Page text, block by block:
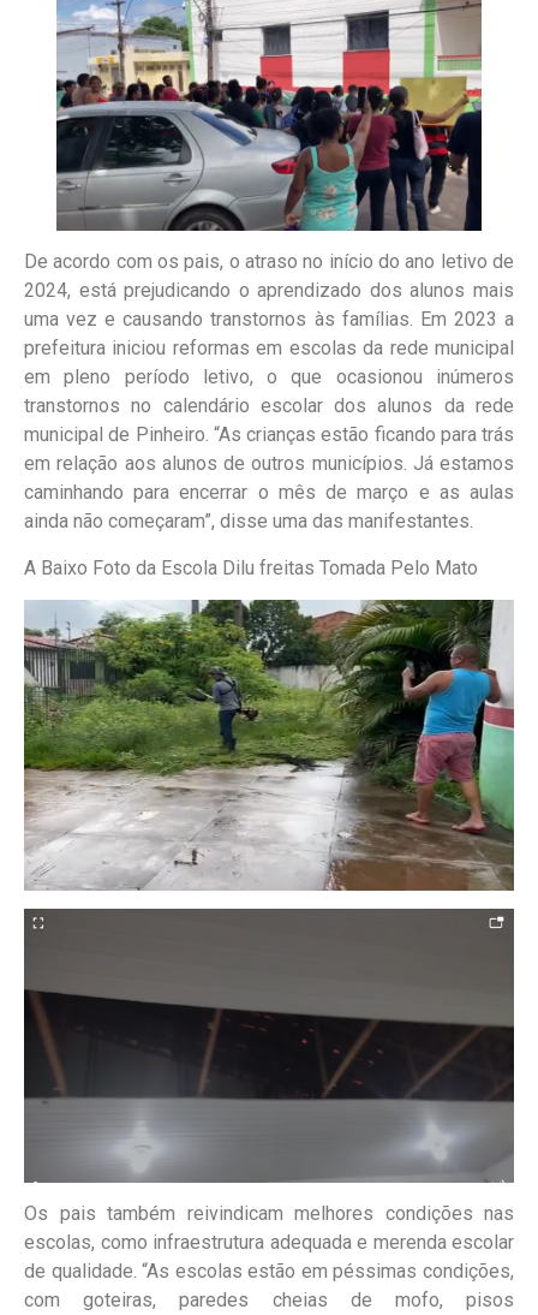
De acordo com os pais, o atraso no início do ano letivo de
2024, está prejudicando o aprendizado dos alunos mais
uma vez e causando transtornos às famílias. Em 2023 a
prefeitura iniciou reformas em escolas da rede municipal
em pleno período letivo, o que ocasionou inúmeros
transtornos no calendário escolar dos alunos da rede
municipal de Pinheiro. “As crianças estão ficando para trás
em relação aos alunos de outros municípios. Já estamos
caminhando para encerrar o mês de março e as aulas
ainda não começaram”, disse uma das manifestantes.
A Baixo Foto da Escola Dilu freitas Tomada Pelo Mato
Os pais também reivindicam melhores condições nas
escolas, como infraestrutura adequada e merenda escolar
de qualidade. “As escolas estão em péssimas condições,
com goteiras, paredes cheias de mofo, pisos